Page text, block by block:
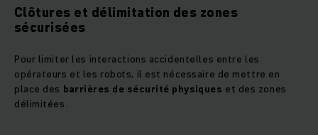
Clôtures et délimitation des zones
sécurisées
Pour limiter les interactions accidentelles entre les
opérateurs et les robots, il est nécessaire de mettre en
place des barrières de sécurité physiques et des zones
délimitées.